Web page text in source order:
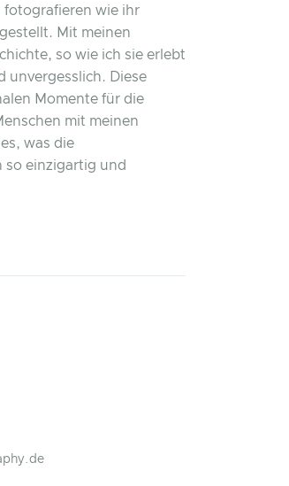
fotografieren wie ihr
Mit meinen
so wie ich sie erlebt
unvergesslich. Diese
Momente für die
mit meinen
was die
so einzigartig und